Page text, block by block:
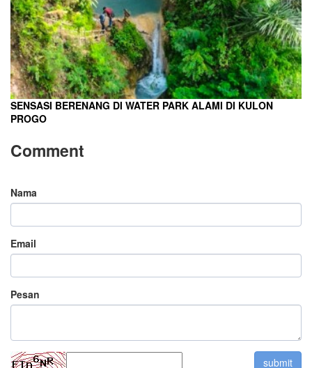
SENSASI BERENANG DI WATER PARK ALAMI DI KULON
PROGO
Comment
Nama
Email
Pesan